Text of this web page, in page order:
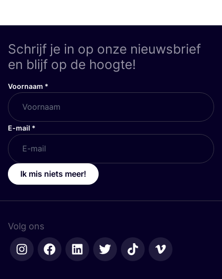
Schrijf je in op onze nieuwsbrief
en blijf op de hoogte!
Voornaam *
E-mail *
Ik mis niets meer!
Volg ons